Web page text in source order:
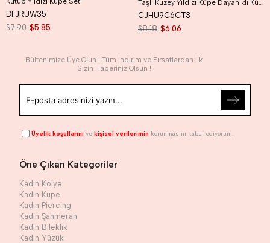
DFJRUW35
$5.85
$7.90
CJHU9C6CT3
$6.06
$8.18
Bültenimize Üye Olun ! Tüm İndirim ve Fırsatlardan İlk
Sizin Haberiniz Olsun !
Üyelik koşullarını vekişisel verilerimin korunmasını kabul ediyorum.
Öne Çıkan Kategoriler
Kadın Kolye
Kadın Küpe
Kadın Piercing
Kadın Şahmeran
Kadın Bileklik
Kadın Yüzük